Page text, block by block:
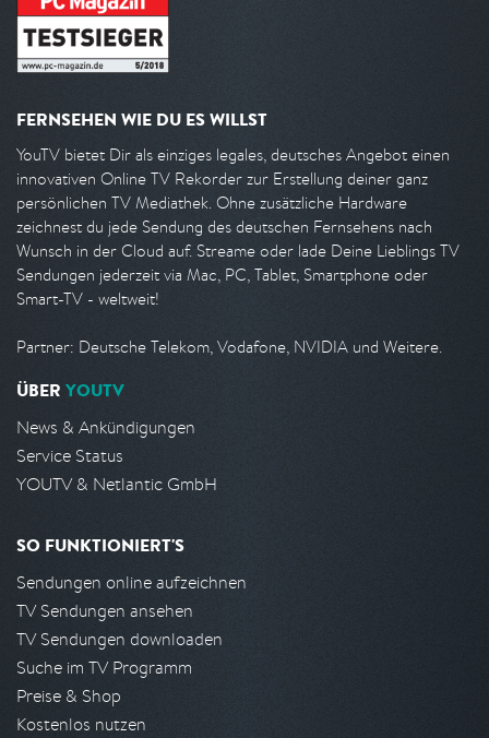
FERNSEHEN WIE DU ES WILLST
YouTV bietet Dir als einziges legales, deutsches Angebot einen
innovativen Online TV Rekorder zur Erstellung deiner ganz
persönlichen TV Mediathek. Ohne zusätzliche Hardware
zeichnest du jede Sendung des deutschen Fernsehens nach
Wunsch in der Cloud auf. Streame oder lade Deine Lieblings TV
Sendungen jederzeit via Mac, PC, Tablet, Smartphone oder
Smart-TV - weltweit!
Partner: Deutsche Telekom, Vodafone, NVIDIA und Weitere.
ÜBER YOUTV
News & Ankündigungen
Service Status
YOUTV & Netlantic GmbH
SO FUNKTIONIERT'S
Sendungen online aufzeichnen
TV Sendungen ansehen
TV Sendungen downloaden
Suche im TV Programm
Preise & Shop
Kostenlos nutzen